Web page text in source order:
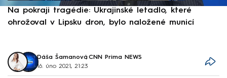
Na pokraji tragédie: Ukrajinské letadlo, které
ohrožoval v Lipsku dron, bylo naložené municí
Dáša Šamanová, CNN Prima NEWS
16. úno 2021, 21:23